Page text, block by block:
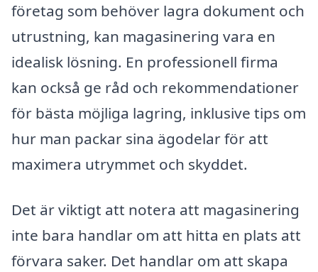
företag som behöver lagra dokument och
utrustning, kan magasinering vara en
idealisk lösning. En professionell firma
kan också ge råd och rekommendationer
för bästa möjliga lagring, inklusive tips om
hur man packar sina ägodelar för att
maximera utrymmet och skyddet.
Det är viktigt att notera att magasinering
inte bara handlar om att hitta en plats att
förvara saker. Det handlar om att skapa